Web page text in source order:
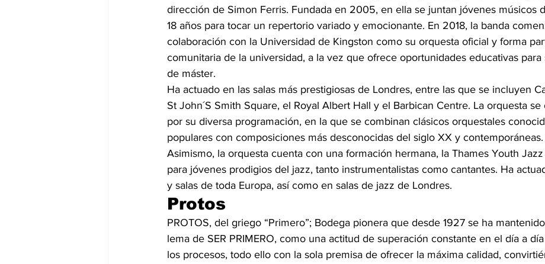
dirección de Simon Ferris. Fundada en 2005, en ella se juntan jóvenes músicos
18 años para tocar un repertorio variado y emocionante. En 2018, la banda
colaboración con la Universidad de Kingston como su orquesta oficial y forma
comunitaria de la universidad, a la vez que ofrece oportunidades educativas para
de máster.
Ha actuado en las salas más prestigiosas de Londres, entre las que se incluyen
St John´S Smith Square, el Royal Albert Hall y el Barbican Centre. La orquesta se
por su diversa programación, en la que se combinan clásicos orquestales
populares con composiciones más desconocidas del siglo XX y contemporáneas.
Asimismo, la orquesta cuenta con una formación hermana, la Thames Youth
para jóvenes prodigios del jazz, tanto instrumentalistas como cantantes. Ha
y salas de toda Europa, así como en salas de jazz de Londres.
Protos
PROTOS, del griego “Primero”; Bodega pionera que desde 1927 se ha
lema de SER PRIMERO, como una actitud de superación constante en el día a
los procesos, todo ello con la sola premisa de ofrecer la máxima calidad,